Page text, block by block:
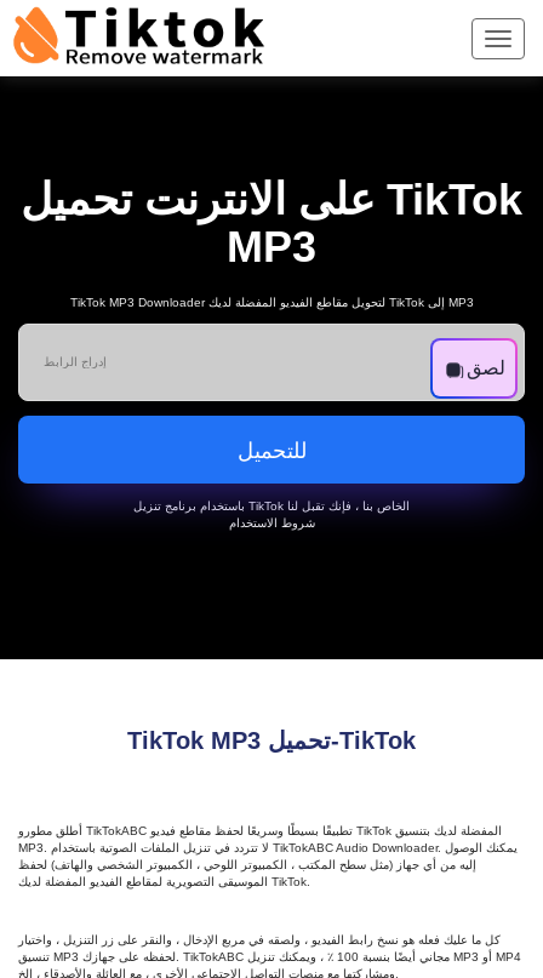
على الانترنت تحميل TikTok
MP3
TikTok MP3 Downloader لتحويل مقاطع الفيديو المفضلة لديك TikTok إلى MP3
لصق
للتحميل
باستخدام برنامج تنزيل TikTok الخاص بنا ، فإنك تقبل لنا
شروط الاستخدام
TikTok MP3 تحميل-TikTok
أطلق مطورو TikTokABC تطبيقًا بسيطًا وسريعًا لحفظ مقاطع فيديو TikTok المفضلة لديك بتنسيق
MP3. لا تتردد في تنزيل الملفات الصوتية باستخدام TikTokABC Audio Downloader. يمكنك الوصول
إليه من أي جهاز (مثل سطح المكتب ، الكمبيوتر اللوحي ، الكمبيوتر الشخصي والهاتف) لحفظ
الموسيقى التصويرية لمقاطع الفيديو المفضلة لديك TikTok.
كل ما عليك فعله هو نسخ رابط الفيديو ، ولصقه في مربع الإدخال ، والنقر على زر التنزيل ، واختيار
تنسيق MP3 لحفظه على جهازك. TikTokABC مجاني أيضًا بنسبة 100 ٪ ، ويمكنك تنزيل MP3 أو MP4